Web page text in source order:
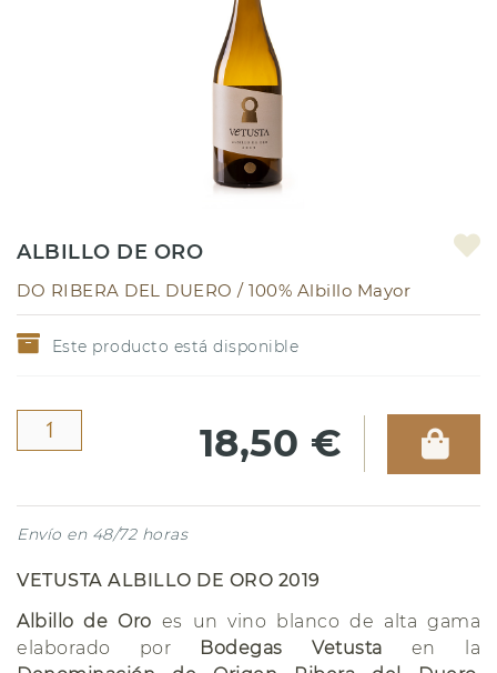
ALBILLO DE ORO
DO RIBERA DEL DUERO / 100% Albillo Mayor
Este producto está disponible
18,50 €
Envío en 48/72 horas
VETUSTA ALBILLO DE ORO 2019
Albillo de Oro es un vino blanco de alta gama
elaborado por Bodegas Vetusta en la